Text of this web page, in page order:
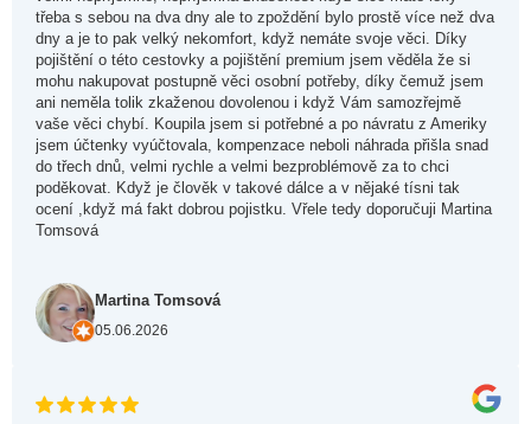
třeba s sebou na dva dny ale to zpoždění bylo prostě více než dva
dny a je to pak velký nekomfort, když nemáte svoje věci. Díky
pojištění o této cestovky a pojištění premium jsem věděla že si
mohu nakupovat postupně věci osobní potřeby, díky čemuž jsem
ani neměla tolik zkaženou dovolenou i když Vám samozřejmě
vaše věci chybí. Koupila jsem si potřebné a po návratu z Ameriky
jsem účtenky vyúčtovala, kompenzace neboli náhrada přišla snad
do třech dnů, velmi rychle a velmi bezproblémově za to chci
poděkovat. Když je člověk v takové dálce a v nějaké tísni tak
ocení ,když má fakt dobrou pojistku. Vřele tedy doporučuji Martina
Tomsová
Martina Tomsová
05.06.2026